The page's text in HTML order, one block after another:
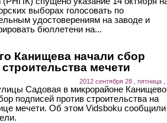
выборах голосовать по
удостоверениям на заводе и
бюллетени на...
Канищева начали сбор
мечети
2012 сентября 28 , пятница ,
Садовая в микрорайоне Канищево
подписей против строительства на
мечети. Об этом Vidsboku сообщили